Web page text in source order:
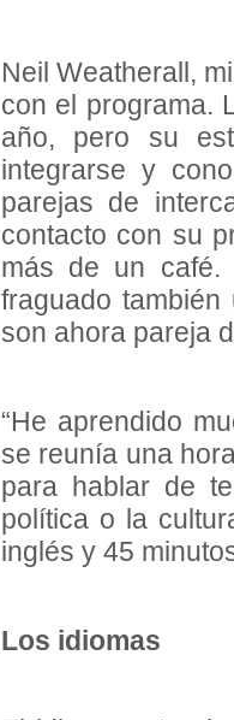
Neil Weatherall,
con el programa.
año, pero su
integrarse y
parejas de
contacto con su
más de un café.
fraguado
son ahora pareja
“He aprendido
se reunía una
para hablar de
política o la
inglés y 45
Los idiomas